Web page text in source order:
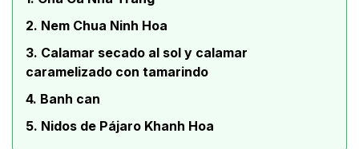
2. Nem Chua Ninh Hoa
3. Calamar secado al sol y calamar
caramelizado con tamarindo
4. Banh can
5. Nidos de Pájaro Khanh Hoa